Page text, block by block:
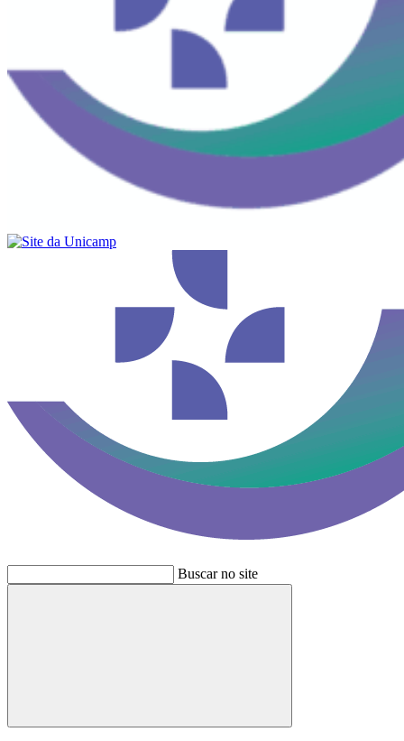
Buscar no site
Buscar